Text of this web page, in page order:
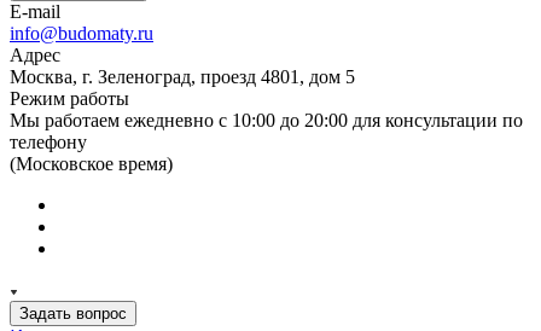
E-mail
info@budomaty.ru
Адрес
Москва, г. Зеленоград, проезд 4801, дом 5
Режим работы
Мы работаем ежедневно с 10:00 до 20:00 для консультации по
телефону
(Московское время)
Задать вопрос